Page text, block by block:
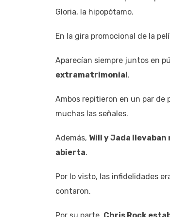
Gloria, la hipopótamo.
En la gira promocional de la
Aparecían siempre juntos en
extramatrimonial.
Ambos repitieron en un par de
muchas las señales.
Además, Will y Jada llevaban
abierta.
Por lo visto, las infidelidades
contaron.